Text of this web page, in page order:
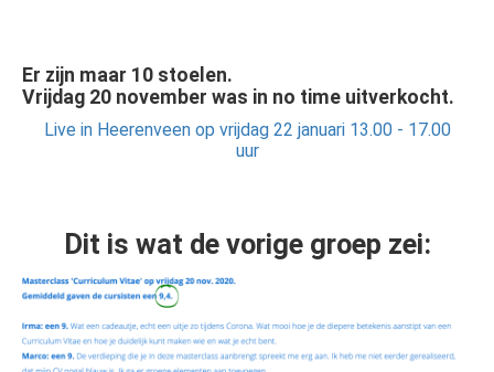
Er zijn maar 10 stoelen.
Vrijdag 20 november was in no time uitverkocht.
Live in Heerenveen op vrijdag 22 januari 13.00 - 17.00
uur
Dit is wat de vorige groep zei: